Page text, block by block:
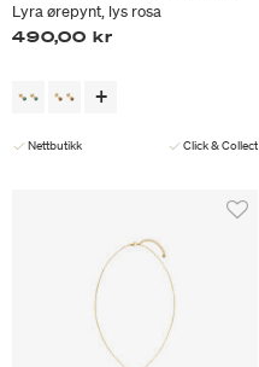
Lyra ørepynt, lys rosa
490,00 kr
Nettbutikk Click & Collect